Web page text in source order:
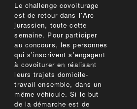
Le challenge covoiturage
est de retour dans l'Arc
jurassien, toute cette
semaine. Pour participer
au concours, les personnes
qui s'inscrivent s'engagent
à covoiturer en réalisant
leurs trajets domicile-
travail ensemble, dans un
même véhicule. Si le but
de la démarche est de